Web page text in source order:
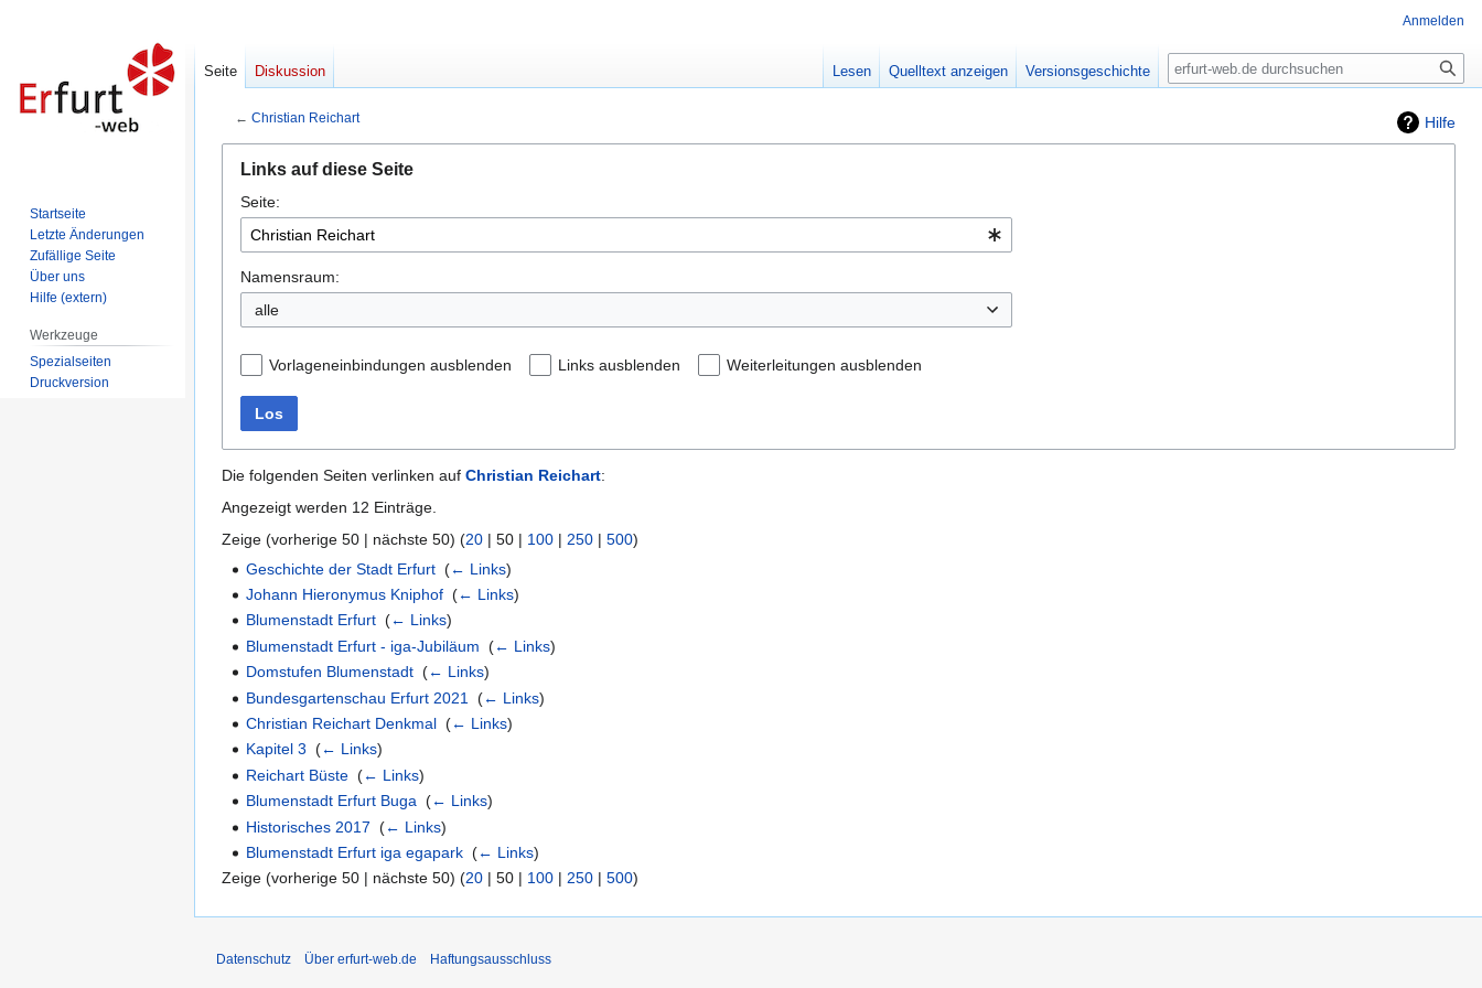
Hilfe
← Christian Reichart
Navigation
springen
Suche
springen
Links auf diese Seite
Seite:
Namensraum:
alle
Vorlageneinbindungen ausblenden Links ausblenden Weiterleitungen ausblenden
Los
Die folgenden Seiten verlinken auf Christian Reichart:
Angezeigt werden 12 Einträge.
Zeige (vorherige 50 | nächste 50) (20 | 50 | 100 | 250 | 500)
Geschichte der Stadt Erfurt ‎(← Links)
Johann Hieronymus Kniphof ‎(← Links)
Blumenstadt Erfurt ‎(← Links)
Blumenstadt Erfurt - iga-Jubiläum ‎(← Links)
Domstufen Blumenstadt ‎(← Links)
Bundesgartenschau Erfurt 2021
‎(← Links)
Christian Reichart Denkmal ‎(← Links)
Kapitel 3 ‎(← Links)
Reichart Büste ‎(← Links)
Blumenstadt Erfurt Buga ‎(← Links)
Historisches 2017 ‎(← Links)
Blumenstadt Erfurt iga egapark ‎(← Links)
Zeige (vorherige 50 | nächste 50) (20 | 50 | 100 | 250 | 500)
Anmelden
Seite Diskussion Lesen Quelltext anzeigen Versionsgeschichte Suche
Startseite
Letzte Änderungen
Zufällige Seite
Über uns
Hilfe (extern)
Werkzeuge
Spezialseiten
Druckversion
Datenschutz Über erfurt-web.de Haftungsausschluss